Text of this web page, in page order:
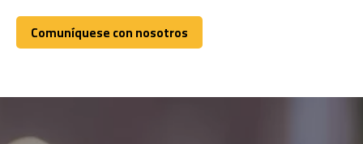
Comuníquese con nosotros
Comuníquese con nosotros